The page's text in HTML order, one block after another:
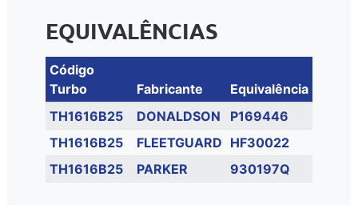
EQUIVALÊNCIAS
Código
Turbo
Fabricante
Equivalência
TH1616B25
DONALDSON
P169446
TH1616B25
FLEETGUARD HF30022
TH1616B25
PARKER 930197Q